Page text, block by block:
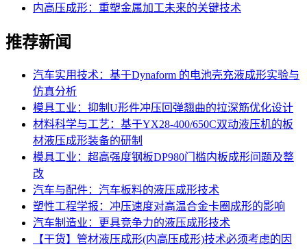
内高压成形：重塑金属加工未来的关键技术
推荐新闻
汽车实用技术：基于Dynaform 的电池壳充液成形实验与
仿真分析
模具工业：抑制U形件冲压回弹翘曲的拉深筋优化设计
材料科学与工艺：基于YX28-400/650C双动液压机的板
材液压成形装备的研制
模具工业：超高强度钢板DP980门槛内板成形问题及整
改
汽车与配件：汽车板料的液压成形技术
塑性工程学报：冲压速度对高温合金卡圈成形的影响
汽车制造业：更具竞争力的液压成形技术
【干货】管材液压成形(内高压成形)技术必须考虑的因